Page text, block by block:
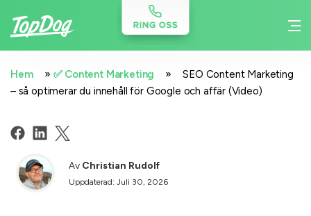
Hem » ✅ Content Marketing »
SEO Content Marketing
– så optimerar du innehåll för Google och affär (Video)
Av Christian Rudolf
Uppdaterad: Juli 30, 2026